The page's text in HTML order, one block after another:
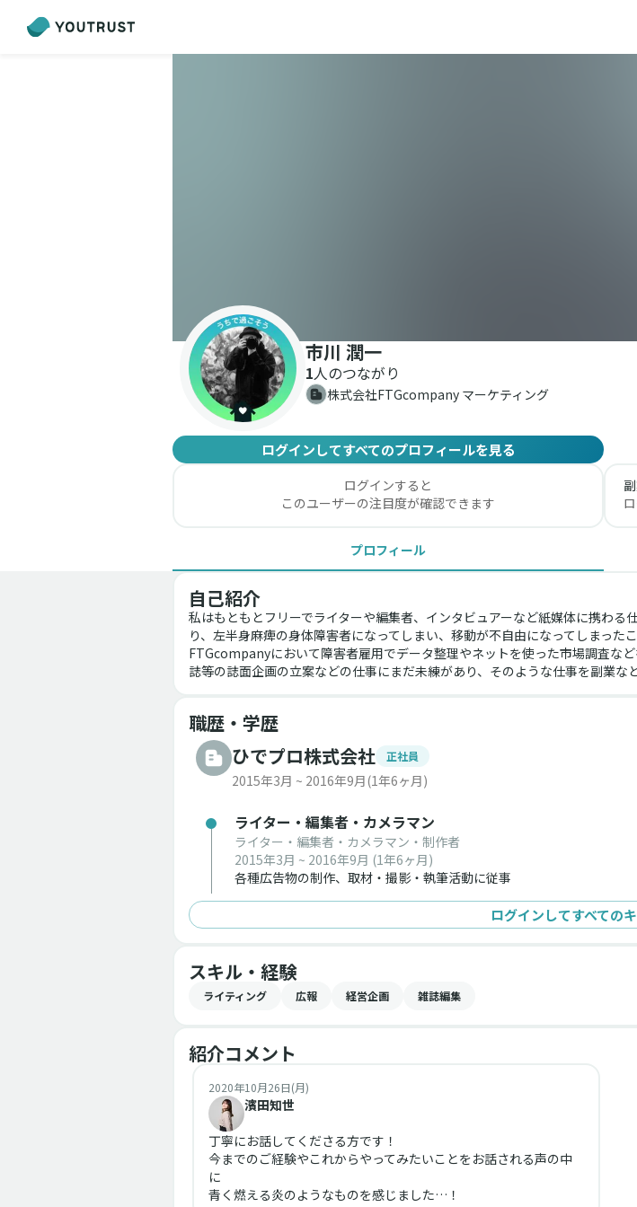
市川 潤一
1人のつながり
株式会社FTGcompany マーケティング
ログインしてすべてのプロフィールを見る
ログインすると
このユーザーの注目度が確認できます
プロフィール
自己紹介
私はもともとフリーでライターや編集者、インタビュアーなど紙媒体に携わ
り、左半身麻痺の身体障害者になってしまい、移動が不自由になってしまっ
FTGcompanyにおいて障害者雇用でデータ整理やネットを使った市場調査な
誌等の誌面企画の立案などの仕事にまだ未練があり、そのような仕事を副業な
職歴・学歴
ひでプロ株式会社
正社員
2015年3月 ~ 2016年9月(1年6ヶ月)
ライター・編集者・カメラマン
ライター・編集者・カメラマン・制作者
2015年3月 ~ 2016年9月 (1年6ヶ月)
各種広告物の制作、取材・撮影・執筆活動に従事
ログインしてすべての
スキル・経験
ライティング 広報 経営企画 雑誌編集
紹介コメント
2020年10月26日(月)
濱田知世
丁寧にお話してくださる方です！
今までのご経験やこれからやってみたいことをお話される声の中
に
青く燃える炎のようなものを感じました…！